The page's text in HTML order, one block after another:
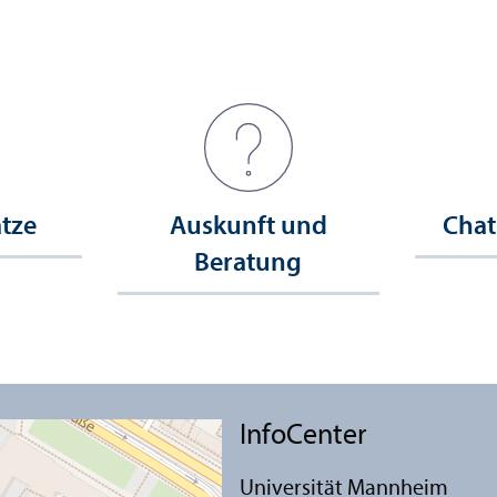
Auskunft und
Beratung
InfoCenter
Universität Mannheim